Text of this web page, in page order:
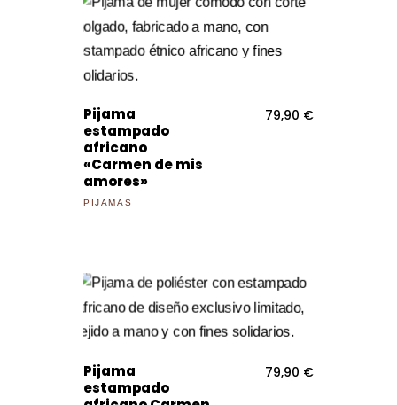
Pijama
estampado
africano
«Carmen de mis
amores»
79,90 €
PIJAMAS
Pijama
estampado
79,90 €